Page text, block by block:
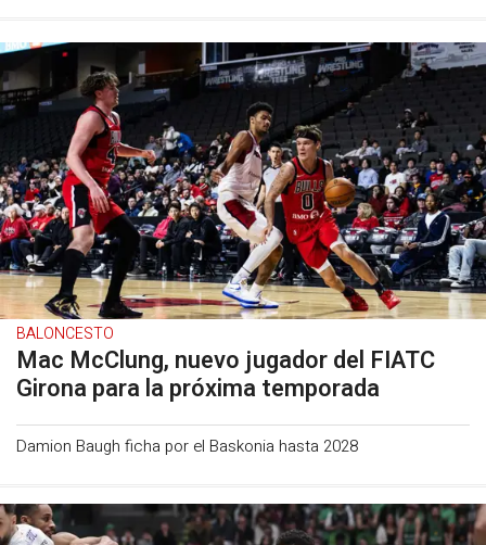
BALONCESTO
Mac McClung, nuevo jugador del FIATC
Girona para la próxima temporada
Damion Baugh ficha por el Baskonia hasta 2028